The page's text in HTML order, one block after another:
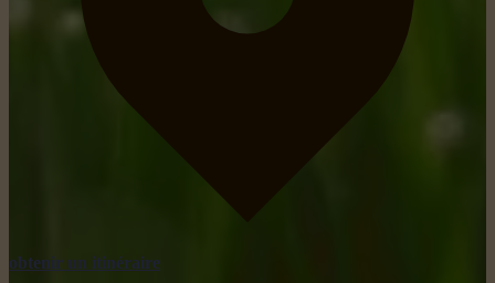
obtenir un itinéraire